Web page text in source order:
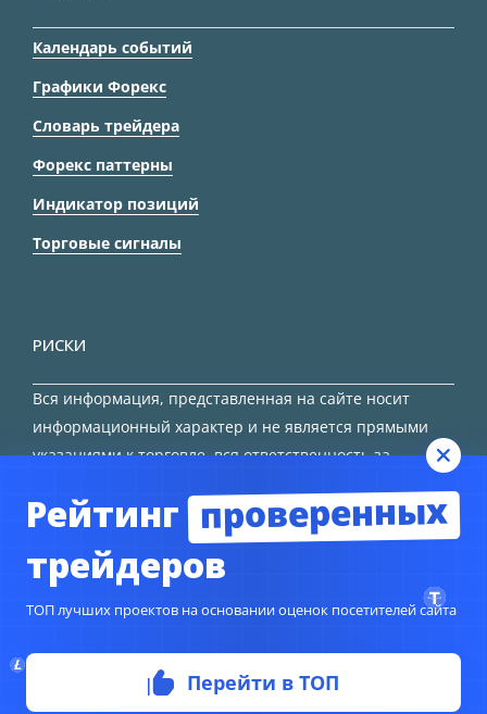
Календарь событий
Графики Форекс
Словарь трейдера
Форекс паттерны
Индикатор позиций
Торговые сигналы
РИСКИ
Вся информация, представленная на сайте носит
информационный характер и не является прямыми
указаниями к торговле, вся ответственность за
© Copyright 2024TORFOREX.COM
Рейтинг проверенных
трейдеров
ТОП лучших проектов на основании оценок посетителей сайта
Перейти в ТОП